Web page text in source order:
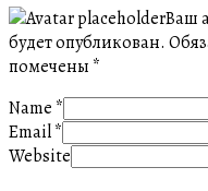
Ваш
будет опубликован.
помечены *
Name *
Email*
Website